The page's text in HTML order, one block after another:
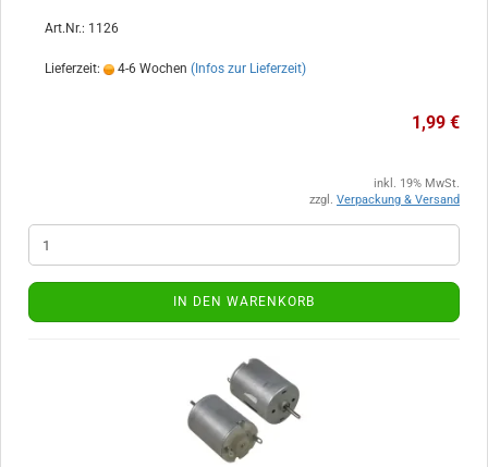
Art.Nr.: 1126
Lieferzeit: 4-6 Wochen (Infos zur Lieferzeit)
1,99 €
inkl. 19% MwSt.
zzgl. Verpackung & Versand
IN DEN WARENKORB